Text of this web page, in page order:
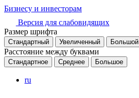
Бизнесу и инвесторам
Версия для слабовидящих
Размер шрифта
Стандартный Увеличенный Большой
Расстояние между буквами
Стандартное Среднее Большое
ru